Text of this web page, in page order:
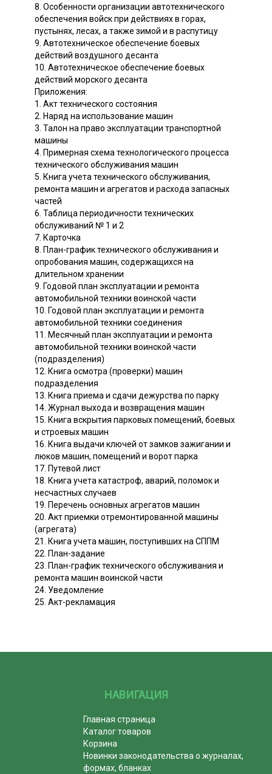
8. Особенности организации автотехнического
обеспечения войск при действиях в гоpax,
пустынях, лесах, а также зимой и в распутицу
9. Автотехническое обеспечение боевых
действий воздушного десанта
10. Автотехническое обеспечение боевых
действий морского десанта
Приложения:
1. Акт технического состояния
2. Наряд на использование машин
3. Талон на право эксплуатации транспортной
машины
4. Примерная схема технологического процесса
технического обслуживания машин
5. Книга учета технического обслуживания,
ремонта машин и агрегатов и расхода запасных
частей
6. Таблица периодичности технических
обслуживаний № 1 и 2
7. Карточка
8. План-график технического обслуживания и
опробования машин, содержащихся на
длительном хранении
9. Годовой план эксплуатации и ремонта
автомобильной техники воинской части
10. Годовой план эксплуатации и ремонта
автомобильной техники соединения
11. Месячный план эксплуатации и ремонта
автомобильной техники воинской части
(подразделения)
12. Книга осмотра (проверки) машин
подразделения
13. Книга приема и сдачи дежурства по парку
14. Журнал выхода и возвращения машин
15. Книга вскрытия парковых помещений, боевых
и строевых машин
16. Книга выдачи ключей от замков зажигании и
люков машин, помещений и ворот парка
17. Путевой лист
18. Книга учета катастроф, аварий, поломок и
несчастных случаев
19. Перечень основных агрегатов машин
20. Акт приемки отремонтированной машины
(агрегата)
21. Книга учета машин, поступивших на СППМ
22. План-задание
23. План-график технического обслуживания и
ремонта машин воинской части
24. Уведомление
25. Акт-рекламация
НАВИГАЦИЯ
Главная страница
Каталог товаров
Корзина
Новинки законодательства о журналах,
формах, бланках